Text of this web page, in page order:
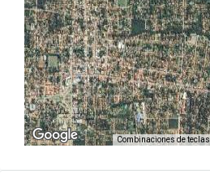
Combinaciones de teclas